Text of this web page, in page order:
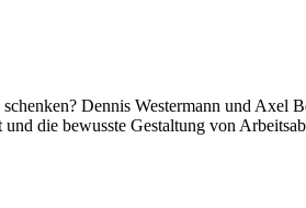
Dennis Westermann und
die bewusste Gestaltung von